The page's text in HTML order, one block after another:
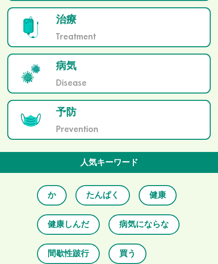
治療
Treatment
病気
Disease
予防
Prevention
人気キーワード
か たんぱく 健康
健康しんだ 病気にならな
間歇性跛行 買う